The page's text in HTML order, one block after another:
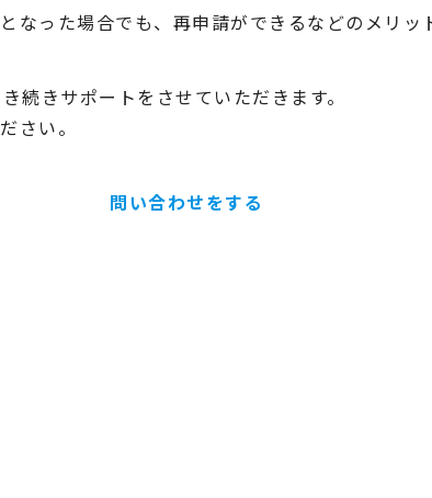
なった場合でも、再申請ができるなどのメリッ
続きサポートをさせていただきます。
さい。
問い合わせをする